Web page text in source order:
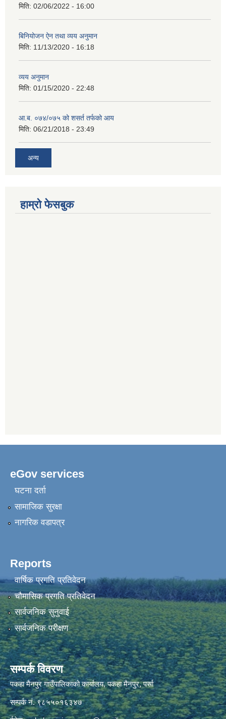
मिति: 02/06/2022 - 16:00
बिनियोजन ऐन तथा व्यय अनुमान
मिति: 11/13/2020 - 16:18
व्यय अनुमान
मिति: 01/15/2020 - 22:48
आ.ब. ०७४/०७५ को शसर्त तर्फको आय
मिति: 06/21/2018 - 23:49
अन्य
हाम्रो फेसबुक
eGov services
घटना दर्ता
सामाजिक सुरक्षा
नागरिक वडापत्र
Reports
वार्षिक प्रगति प्रतिवेदन
चौमासिक प्रगति प्रतिवेदन
सार्वजनिक सुनुवाई
सार्वजनिक परीक्षण
सम्पर्क विवरण
पकहा मैनपुर गाउँपालिकाको कार्यालय, पकहा मैनपुर, पर्सा
सम्पर्क नं. ९८५५०१६३४७